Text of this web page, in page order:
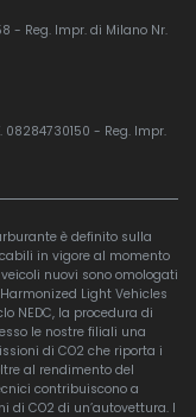
- Reg. Impr. di Milano Nr.
08284730150 - Reg. Impr.
è definito sulla
in vigore al momento
nuovi sono omologati
Light Vehicles
NEDC, la procedura di
le nostre filiali una
di CO2 che riporta i
al rendimento del
contribuiscono a
di CO2 di un’autovettura. I